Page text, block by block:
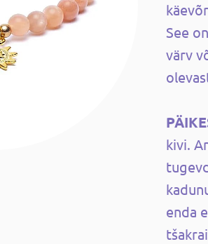
See
värv
kivi.
enda